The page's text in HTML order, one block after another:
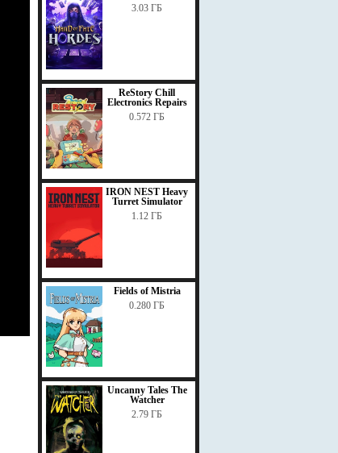
3.03 ГБ
ReStory Chill
Electronics Repairs
0.572 ГБ
IRON NEST Heavy
Turret Simulator
1.12 ГБ
Fields of Mistria
0.280 ГБ
Uncanny Tales The
Watcher
2.79 ГБ